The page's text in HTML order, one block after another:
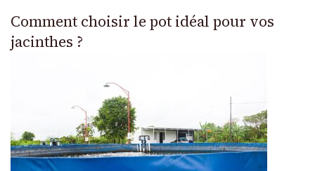
Comment choisir le pot idéal pour vos
jacinthes ?